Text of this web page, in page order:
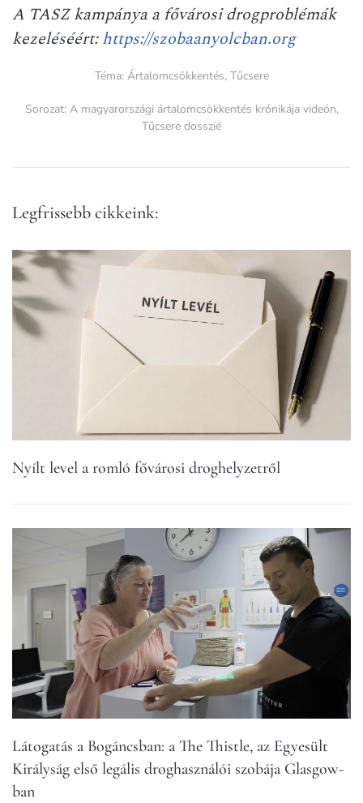
A TASZ kampánya a fővárosi drogproblémák
kezeléséért:https://szobaanyolcban.org
Téma: Ártalomcsökkentés, Tűcsere
Sorozat: A magyarországi ártalomcsökkentés krónikája videón,
Tűcsere dosszié
Legfrissebb cikkeink:
Nyílt level a romló fővárosi droghelyzetről
Látogatás a Bogáncsban: a The Thistle, az Egyesült
Királyság első legális droghasználói szobája Glasgow-
ban